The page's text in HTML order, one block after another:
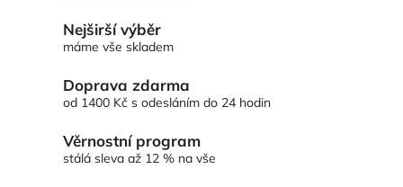
Nejširší výběr
máme vše skladem
Doprava zdarma
od 1400 Kč s odesláním do 24 hodin
Věrnostní program
stálá sleva až 12 % na vše